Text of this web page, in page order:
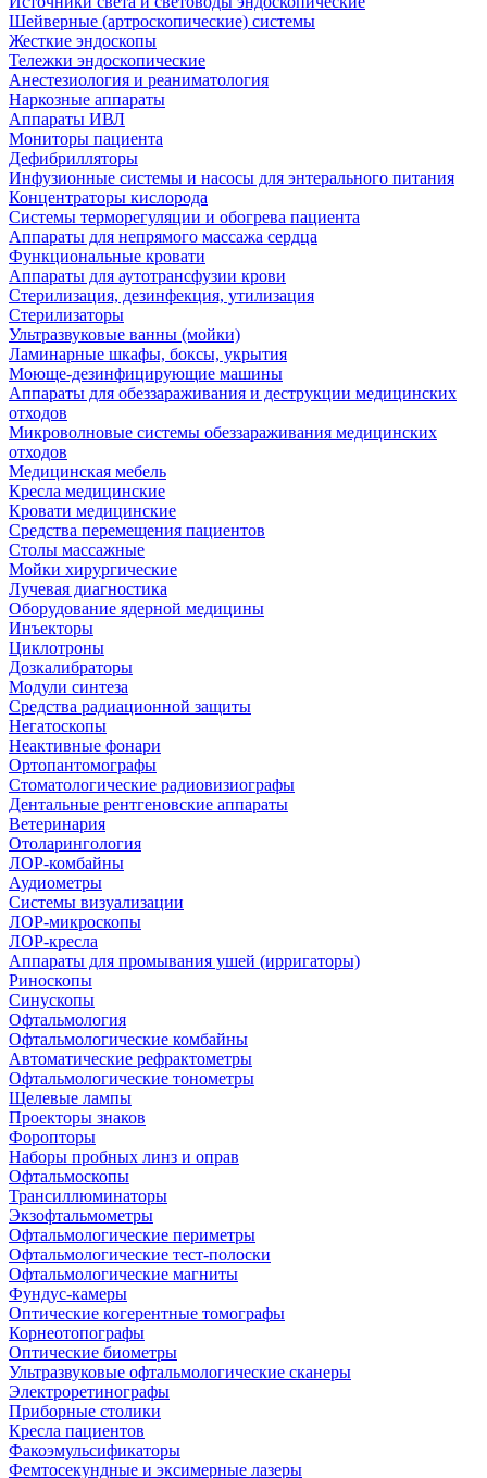
Шейверные (артроскопические) системы
Жесткие эндоскопы
Тележки эндоскопические
Анестезиология и реаниматология
Наркозные аппараты
Аппараты ИВЛ
Мониторы пациента
Дефибрилляторы
Инфузионные системы и насосы для энтерального питания
Концентраторы кислорода
Системы терморегуляции и обогрева пациента
Аппараты для непрямого массажа сердца
Функциональные кровати
Аппараты для аутотрансфузии крови
Стерилизация, дезинфекция, утилизация
Стерилизаторы
Ультразвуковые ванны (мойки)
Ламинарные шкафы, боксы, укрытия
Моюще-дезинфицирующие машины
Аппараты для обеззараживания и деструкции медицинских
отходов
Микроволновые системы обеззараживания медицинских
отходов
Медицинская мебель
Кресла медицинские
Кровати медицинские
Средства перемещения пациентов
Столы массажные
Мойки хирургические
Лучевая диагностика
Оборудование ядерной медицины
Инъекторы
Циклотроны
Дозкалибраторы
Модули синтеза
Средства радиационной защиты
Негатоскопы
Неактивные фонари
Ортопантомографы
Стоматологические радиовизиографы
Дентальные рентгеновские аппараты
Ветеринария
Отоларингология
ЛОР-комбайны
Аудиометры
Системы визуализации
ЛОР-микроскопы
ЛОР-кресла
Аппараты для промывания ушей (ирригаторы)
Риноскопы
Синускопы
Офтальмология
Офтальмологические комбайны
Автоматические рефрактометры
Офтальмологические тонометры
Щелевые лампы
Проекторы знаков
Форопторы
Наборы пробных линз и оправ
Офтальмоскопы
Трансиллюминаторы
Экзофтальмометры
Офтальмологические периметры
Офтальмологические тест-полоски
Офтальмологические магниты
Фундус-камеры
Оптические когерентные томографы
Корнеотопографы
Оптические биометры
Ультразвуковые офтальмологические сканеры
Электроретинографы
Приборные столики
Кресла пациентов
Факоэмульсификаторы
Фемтосекундные и эксимерные лазеры